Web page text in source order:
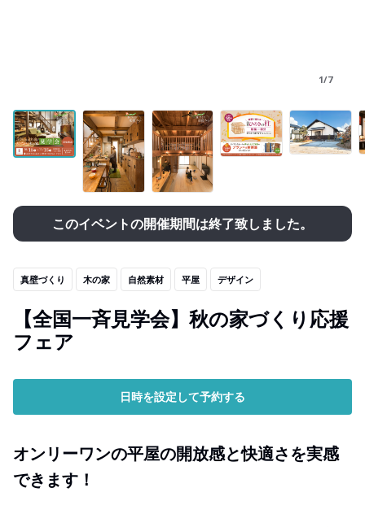
1/7
このイベントの開催期間は終了致しました。
真壁づくり 木の家 自然素材 平屋 デザイン
【全国一斉見学会】秋の家づくり応援
フェア
日時を設定して予約する
オンリーワンの平屋の開放感と快適さを実感
できます！